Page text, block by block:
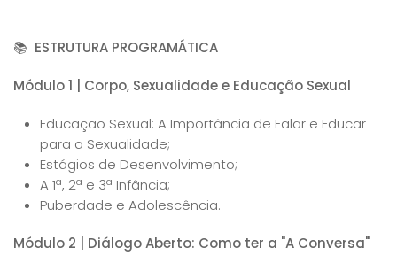
📚 ESTRUTURA PROGRAMÁTICA
Módulo 1 | Corpo, Sexualidade e Educação Sexual
Educação Sexual: A Importância de Falar e Educar
para a Sexualidade;
Estágios de Desenvolvimento;
A 1ª, 2ª e 3ª Infância;
Puberdade e Adolescência.
Módulo 2 | Diálogo Aberto: Como ter a "A Conversa"